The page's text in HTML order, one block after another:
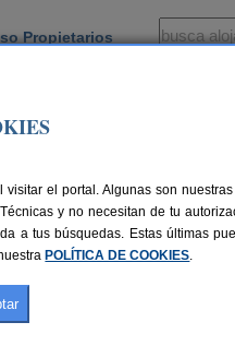
Propietarios
el portal. Algunas son
y no necesitan de tu
a tus búsquedas. Estas últimas
POLÍTICA DE COOKIES.